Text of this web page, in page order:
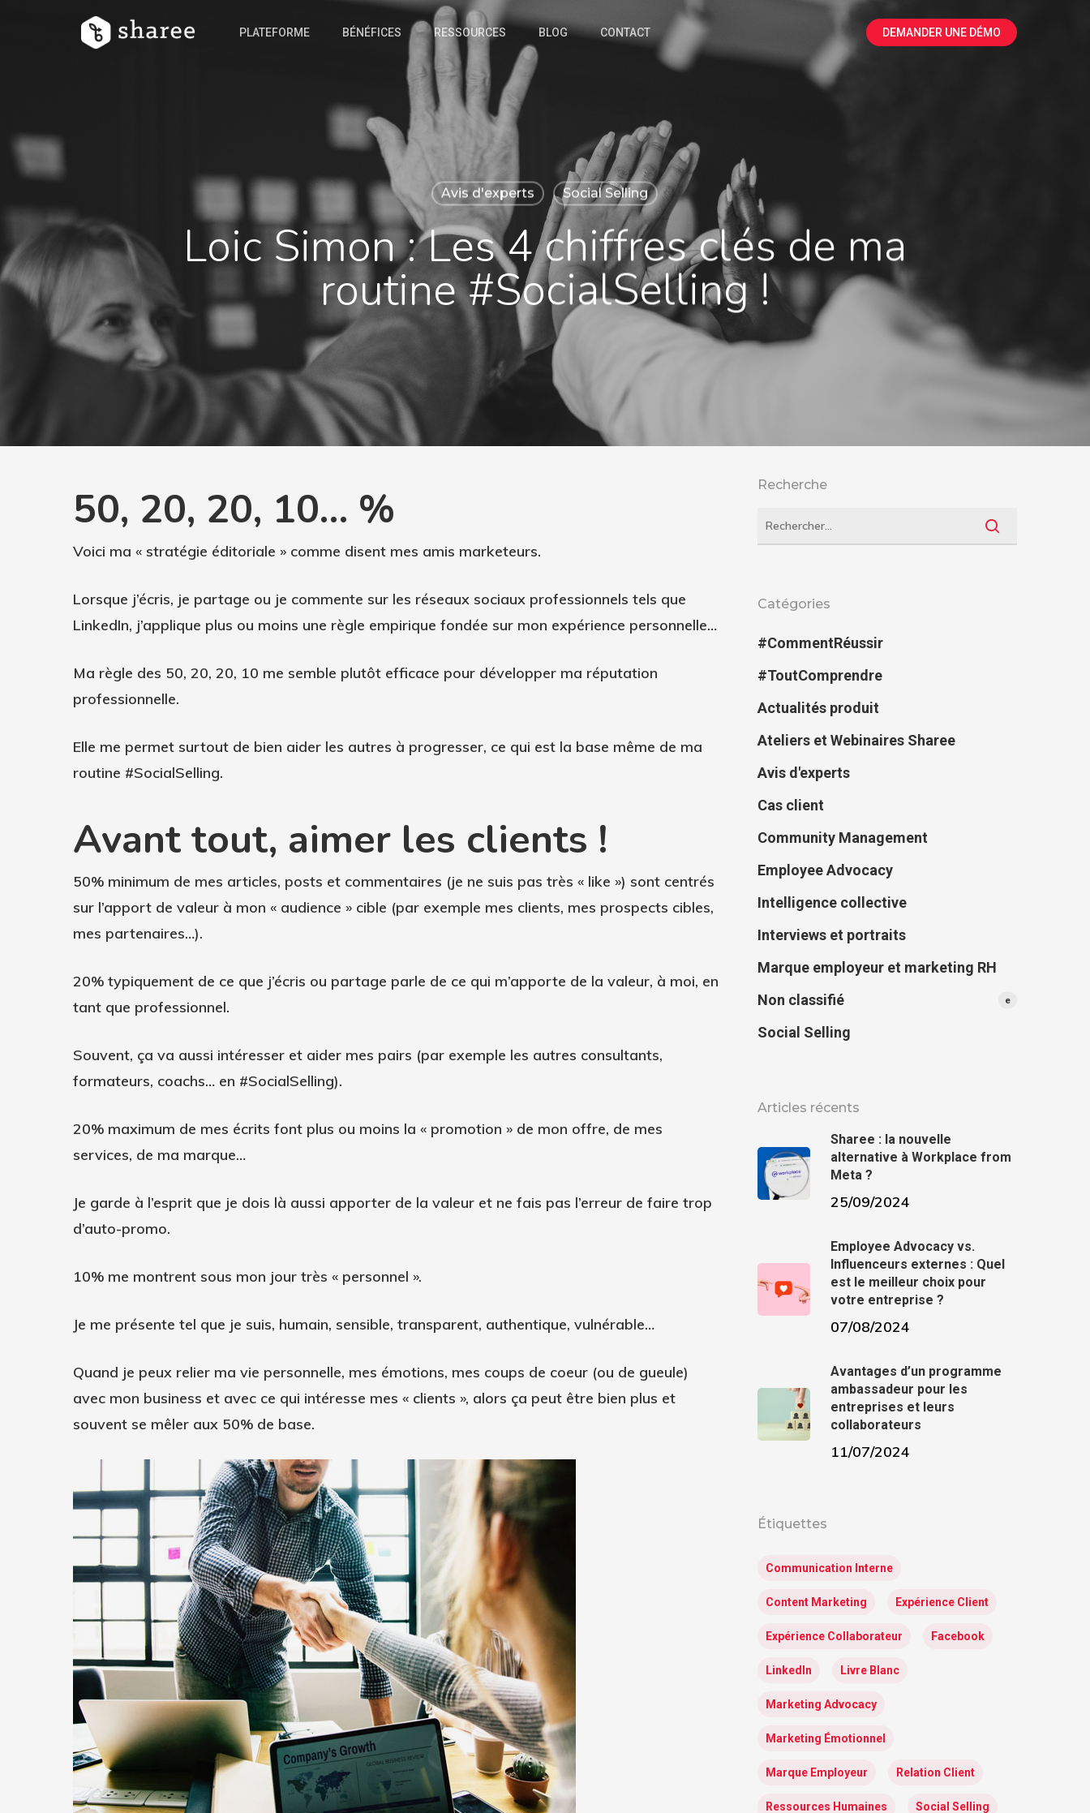
Hit enter to search or ESC to close
PLATEFORME BÉNÉFICES RESSOURCES BLOG CONTACT DEMANDER UNE DÉMO
Avis d'experts Social Selling
Loic Simon : Les 4 chiffres clés de ma
routine #SocialSelling !
50, 20, 20, 10… %
Voici ma « stratégie éditoriale » comme disent mes amis marketeurs.
Lorsque j’écris, je partage ou je commente sur les réseaux sociaux professionnels tels que
LinkedIn, j’applique plus ou moins une règle empirique fondée sur mon expérience personnelle…
Ma règle des 50, 20, 20, 10 me semble plutôt efficace pour développer ma réputation
professionnelle.
Elle me permet surtout de bien aider les autres à progresser, ce qui est la base même de ma
routine #SocialSelling.
Avant tout, aimer les clients !
50% minimum de mes articles, posts et commentaires (je ne suis pas très « like ») sont centrés
sur l’apport de valeur à mon « audience » cible (par exemple mes clients, mes prospects cibles,
mes partenaires…).
20% typiquement de ce que j’écris ou partage parle de ce qui m’apporte de la valeur, à moi, en
tant que professionnel.
Souvent, ça va aussi intéresser et aider mes pairs (par exemple les autres consultants,
formateurs, coachs… en #SocialSelling).
20% maximum de mes écrits font plus ou moins la « promotion » de mon offre, de mes
services, de ma marque…
Je garde à l’esprit que je dois là aussi apporter de la valeur et ne fais pas l’erreur de faire trop
d’auto-promo.
10% me montrent sous mon jour très « personnel ».
Je me présente tel que je suis, humain, sensible, transparent, authentique, vulnérable…
Quand je peux relier ma vie personnelle, mes émotions, mes coups de coeur (ou de gueule)
avec mon business et avec ce qui intéresse mes « clients », alors ça peut être bien plus et
souvent se mêler aux 50% de base.
Recherche
Catégories
#CommentRéussir
#ToutComprendre
Actualités produit
Ateliers et Webinaires Sharee
Avis d'experts
Cas client
Community Management
Employee Advocacy
Intelligence collective
Interviews et portraits
Marque employeur et marketing RH
Non classifié
e
Social Selling
Articles récents
Sharee : la nouvelle
alternative à Workplace from
Meta ?
25/09/2024
Employee Advocacy vs.
Influenceurs externes : Quel
est le meilleur choix pour
votre entreprise ?
07/08/2024
Avantages d’un programme
ambassadeur pour les
entreprises et leurs
collaborateurs
11/07/2024
Étiquettes
Communication Interne
Content Marketing Expérience Client
Expérience Collaborateur Facebook
LinkedIn Livre Blanc
Marketing Advocacy
Marketing Émotionnel
Marque Employeur Relation Client
Ressources Humaines Social Selling